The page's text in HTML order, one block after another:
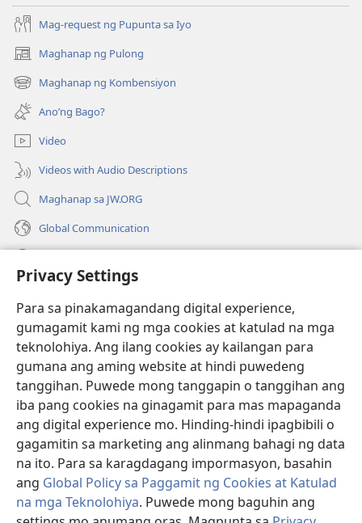
Privacy Settings
Para sa pinakamagandang digital experience,
gumagamit kami ng mga cookies at katulad na mga
teknolohiya. Ang ilang cookies ay kailangan para
gumana ang aming website at hindi puwedeng
tanggihan. Puwede mong tanggapin o tanggihan ang
iba pang cookies na ginagamit para mas mapaganda
ang digital experience mo. Hinding-hindi ipagbibili o
gagamitin sa marketing ang alinmang bahagi ng data
na ito. Para sa karagdagang impormasyon, basahin
ang Global Policy sa Paggamit ng Cookies at Katulad
na mga Teknolohiya. Puwede mong baguhin ang
Mag-request ng Pupunta sa Iyo
Maghanap ng Pulong
(may
bubukas
na
bagong
window)
Maghanap ng Kombensiyon
(may
bubukas
na
bagong
window)
Ano’ng Bago?
Video
Videos with Audio Descriptions
Maghanap sa JW.ORG
Global Communication
(may
na
bagong
window)
Watchtower ONLINE LIBRARY™
(may
bubukas
na
bagong
window)
JW Hub ®
(may
bubukas
bagong
window)
JW Library ®
Watchtower Library®